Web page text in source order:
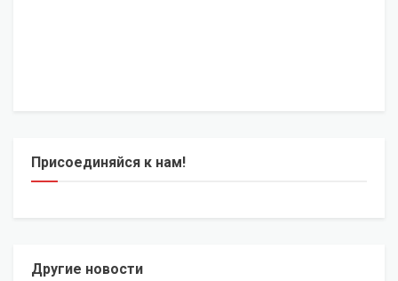
Присоединяйся к нам!
Другие новости